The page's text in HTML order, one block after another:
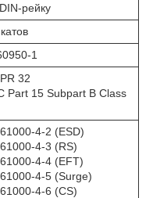
рейку
1
32
Part 15 Subpart B Class
4-2 (ESD)
4-3 (RS)
61000-4-4 (EFT)
4-5 (Surge)
4-6 (CS)